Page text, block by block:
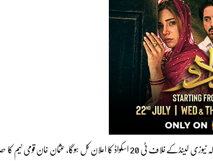
قومی ٹیم کے دورہ نیوزی لینڈ پر بات کرتے ہوئے محسن نقوی نے بتایا کہ نیوزی لینڈکےخلاف ٹی 20 اسکواڈ کا اعلان کل ہوگا، عثمان خان قومی